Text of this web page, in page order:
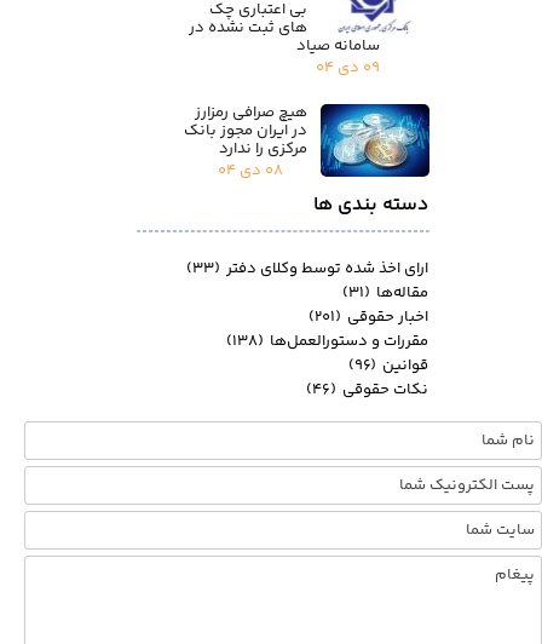
دسته بندی ها
بی اعتباری چک
های ثبت نشده در
سامانه صیاد
۰۹ دی ۰۴
هیچ صرافی رمزارز
در ایران مجوز بانک
مرکزی را ندارد
۰۸ دی ۰۴
ارای اخذ شده توسط وکلای دفتر (۳۳)
مقاله‌ها (۳۱)
اخبار حقوقی (۲۰۱)
مقررات و دستورالعمل‌ها (۱۳۸)
قوانین (۹۶)
نکات حقوقی (۴۶)